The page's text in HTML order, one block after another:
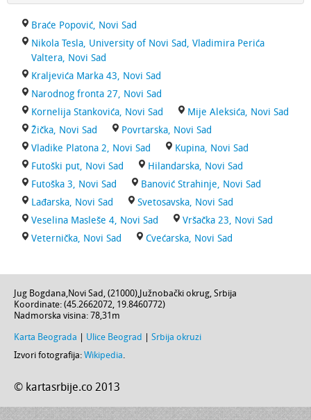
Braće Popović, Novi Sad
Nikola Tesla, University of Novi Sad, Vladimira Perića
Valtera, Novi Sad
Kraljevića Marka 43, Novi Sad
Narodnog fronta 27, Novi Sad
Kornelija Stankovića, Novi Sad
Mije Aleksića, Novi Sad
Žička, Novi Sad
Povrtarska, Novi Sad
Vladike Platona 2, Novi Sad
Kupina, Novi Sad
Futoški put, Novi Sad
Hilandarska, Novi Sad
Futoška 3, Novi Sad
Banović Strahinje, Novi Sad
Lađarska, Novi Sad
Svetosavska, Novi Sad
Veselina Masleše 4, Novi Sad
Vršačka 23, Novi Sad
Veternička, Novi Sad
Cvećarska, Novi Sad
Jug Bogdana,Novi Sad, (21000), Južnobački okrug, Srbija
Koordinate: (45.2662072, 19.8460772)
Nadmorska visina: 78,31m
Karta Beograda Ulice Beograd
Srbija okruzi
Izvori fotografija: Wikipedia.
© kartasrbije.co 2013